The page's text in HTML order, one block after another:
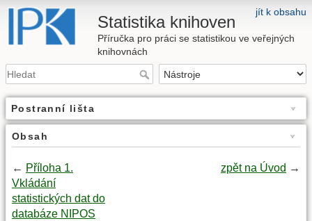
jít k obsahu
Statistika knihoven
Příručka pro práci se statistikou ve veřejných
knihovnách
Postranní lišta
Obsah
← Příloha 1.
Vkládání
statistických dat do
databáze NIPOS
zpět na Úvod →